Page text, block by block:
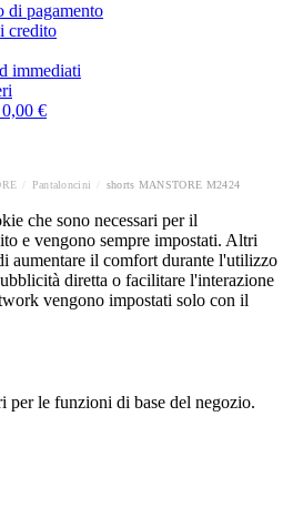
di pagamento
credito
immediati
0,00 €
Pantaloncini shorts MANSTORE M2424
che sono necessari per il
e vengono sempre impostati. Altri
aumentare il comfort durante l'utilizzo
diretta o facilitare l'interazione
vengono impostati solo con il
per le funzioni di base del negozio.